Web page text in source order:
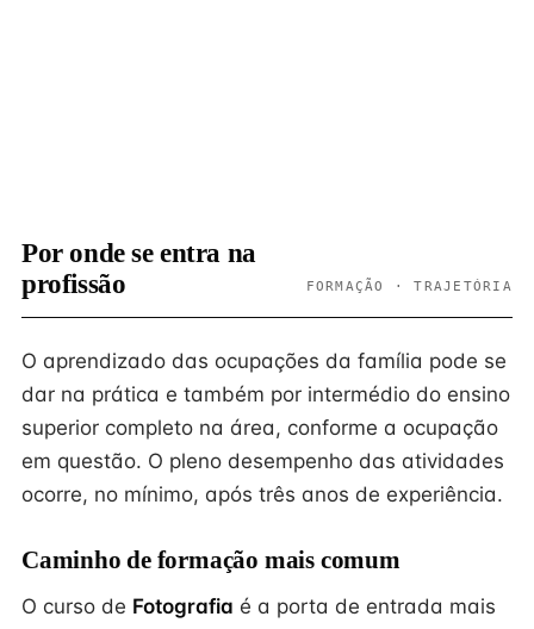
Por onde se entra na
profissão
FORMAÇÃO · TRAJETÓRIA
O aprendizado das ocupações da família pode se
dar na prática e também por intermédio do ensino
superior completo na área, conforme a ocupação
em questão. O pleno desempenho das atividades
ocorre, no mínimo, após três anos de experiência.
Caminho de formação mais comum
O curso de Fotografia é a porta de entrada mais